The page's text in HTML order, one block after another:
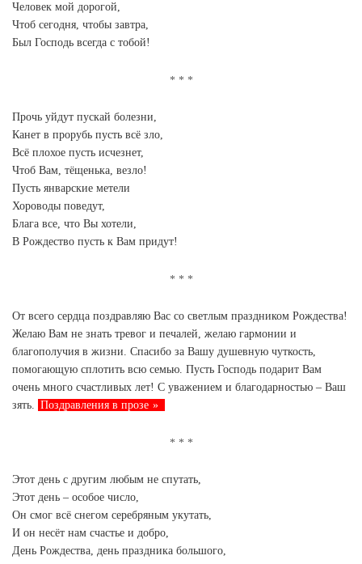
Человек мой дорогой,
Чтоб сегодня, чтобы завтра,
Был Господь всегда с тобой!
Прочь уйдут пускай болезни,
Канет в прорубь пусть всё зло,
Всё плохое пусть исчезнет,
Чтоб Вам, тёщенька, везло!
Пусть январские метели
Хороводы поведут,
Блага все, что Вы хотели,
В Рождество пусть к Вам придут!
От всего сердца поздравляю Вас со светлым праздником Рождества!
Желаю Вам не знать тревог и печалей, желаю гармонии и
благополучия в жизни. Спасибо за Вашу душевную чуткость,
помогающую сплотить всю семью. Пусть Господь подарит Вам
очень много счастливых лет! С уважением и благодарностью – Ваш
зять. Поздравления в прозе
Этот день с другим любым не спутать,
Этот день – особое число,
Он смог всё снегом серебряным укутать,
И он несёт нам счастье и добро,
День Рождества, день праздника большого,